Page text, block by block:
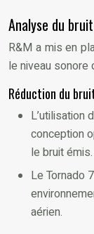
Analyse du bruit
R&M a mis en
le niveau sonore
Réduction du
L’utilisation
conception
le bruit émis.
Le Tornado
aérien.